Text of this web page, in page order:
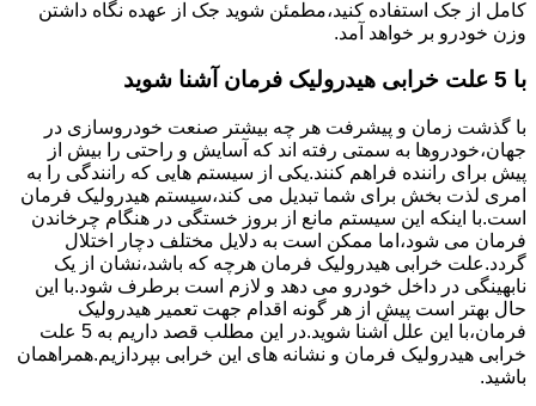
کامل از جک استفاده کنید،مطمئن شوید جک از عهده نگاه داشتن
وزن خودرو بر خواهد آمد.
با 5 علت خرابی هیدرولیک فرمان آشنا شوید
با گذشت زمان و پیشرفت هر چه بیشتر صنعت خودروسازی در
جهان،خودروها به سمتی رفته اند که آسایش و راحتی را بیش از
پیش برای راننده فراهم کنند.یکی از سیستم هایی که رانندگی را به
امری لذت بخش برای شما تبدیل می کند،سیستم هیدرولیک فرمان
است.با اینکه این سیستم مانع از بروز خستگی در هنگام چرخاندن
فرمان می شود،اما ممکن است به دلایل مختلف دچار اختلال
گردد.علت خرابی هیدرولیک فرمان هرچه که باشد،نشان از یک
نابهینگی در داخل خودرو می دهد و لازم است برطرف شود.با این
حال بهتر است پیش از هر گونه اقدام جهت تعمیر هیدرولیک
فرمان،با این علل آشنا شوید.در این مطلب قصد داریم به 5 علت
خرابی هیدرولیک فرمان و نشانه های این خرابی بپردازیم.همراهمان
باشید.